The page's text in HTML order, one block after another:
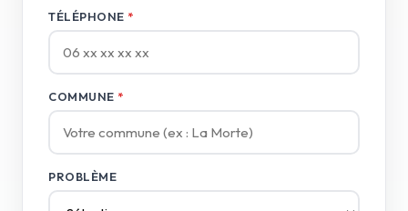
TÉLÉPHONE *
COMMUNE *
PROBLÈME